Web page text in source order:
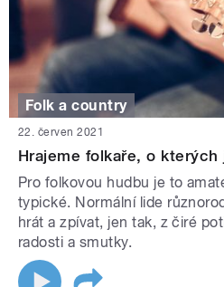
Folk a country
22. červen 2021
Hrajeme folkaře, o
Pro folkovou hudbu je to
typické. Normální lide
hrát a zpívat, jen tak, z čiré
radosti a smutky.